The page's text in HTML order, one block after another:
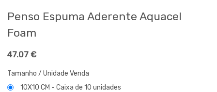
Penso Espuma Aderente Aquacel
Foam
47.07 €
Tamanho / Unidade Venda
10X10 CM - Caixa de 10 unidades